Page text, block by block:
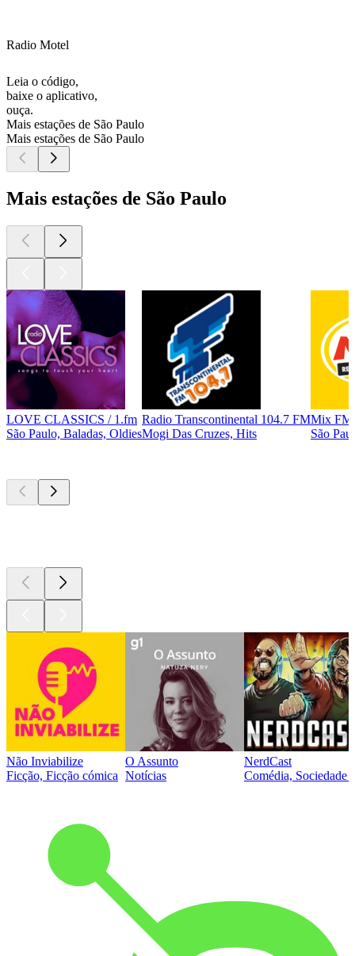
Radio Motel
Leia o código,
baixe o aplicativo,
ouça.
Mais estações de São Paulo
Mais estações de São Paulo
Mais estações de São Paulo
LOVE CLASSICS / 1.fm
São Paulo, Baladas, Oldies
Radio Transcontinental 104.7 FM
Mogi Das Cruzes, Hits
Mix FM
São
Não Inviabilize
Ficção, Ficção cómica
O Assunto
Notícias
NerdCast
Comédia, Sociedade